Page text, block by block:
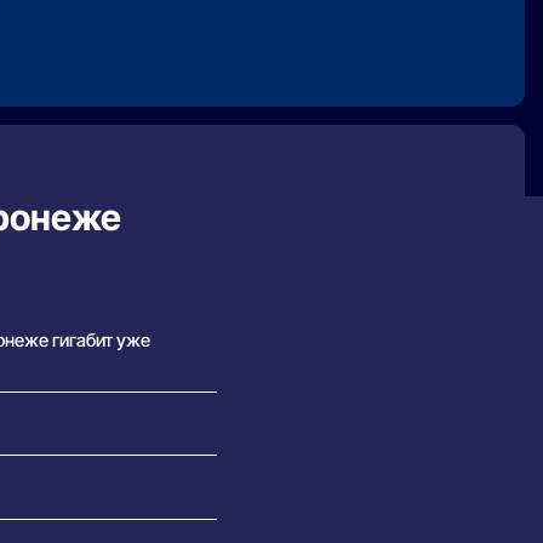
гигабит уже
о «справедливом
быстрее. Математика в